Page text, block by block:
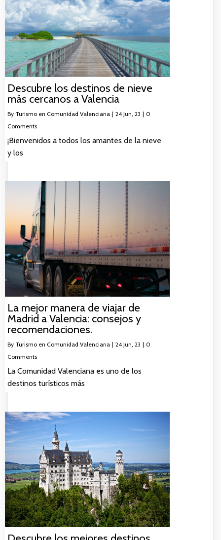
Descubre los destinos de nieve
más cercanos a Valencia
By Turismo en Comunidad Valenciana | 24 Jun, 23 | 0
Comments
¡Bienvenidos a todos los amantes de la nieve
y los
La mejor manera de viajar de
Madrid a Valencia: consejos y
recomendaciones.
By Turismo en Comunidad Valenciana | 24 Jun, 23 | 0
Comments
La Comunidad Valenciana es uno de los
destinos turísticos más